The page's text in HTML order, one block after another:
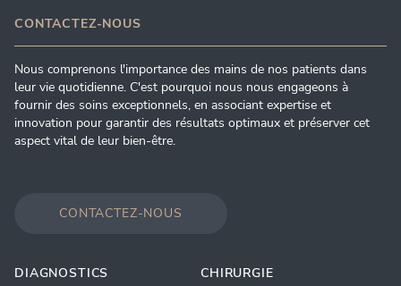
CONTACTEZ-NOUS
Nous comprenons l'importance des mains de nos patients dans
leur vie quotidienne. C'est pourquoi nous nous engageons à
fournir des soins exceptionnels, en associant expertise et
innovation pour garantir des résultats optimaux et préserver cet
aspect vital de leur bien-être.
CONTACTEZ-NOUS
DIAGNOSTICS
CHIRURGIE